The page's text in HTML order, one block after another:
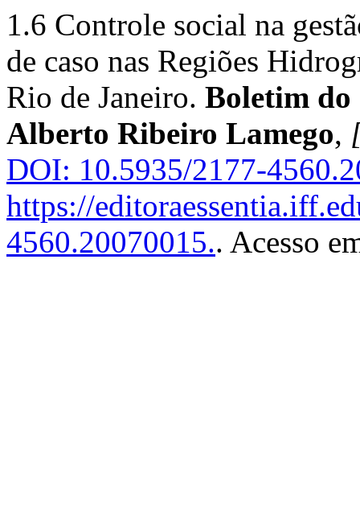
1.6 Controle social na
de caso nas Regiões
Rio de Janeiro. Boletim
Alberto Ribeiro Lamego,
DOI: 10.5935/2177-
https://
4560.20070015.. Acesso